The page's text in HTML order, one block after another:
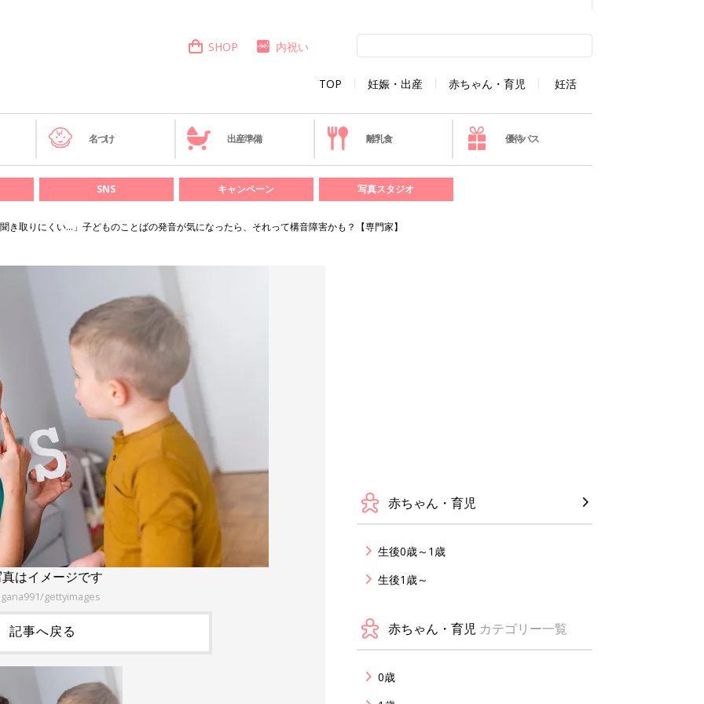
TOP 妊娠・出産 赤ちゃん・育児 妊活
SHOP 内祝い
名づけ 出産準備 離乳食 優待パス
SNS キャンペーン 写真スタジオ
き取りにくい…」子どものことばの発音が気になったら、それって構音障害かも？【専門家】
はイメージです
gettyimages
記事へ戻る
赤ちゃん・育児
生後0歳～1歳
生後1歳～
赤ちゃん・育児 カテゴリー一覧
0歳